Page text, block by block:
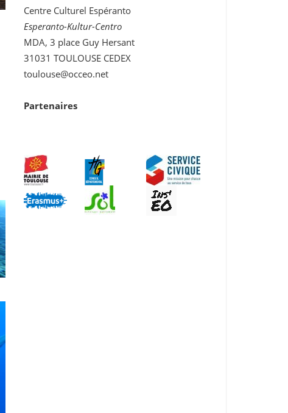
Centre Culturel Espéranto
Esperanto-Kultur-Centro
MDA, 3 place Guy Hersant
31031 TOULOUSE CEDEX
toulouse@occeo.net
Partenaires